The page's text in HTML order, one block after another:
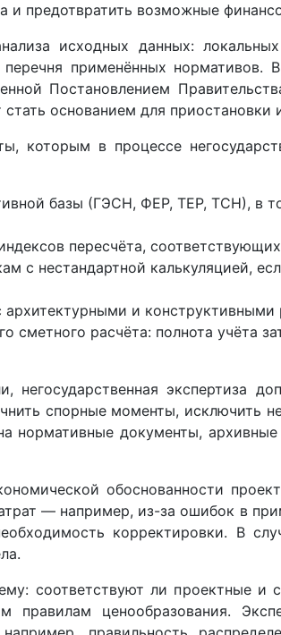
и предотвратить возможные
исходных данных:
применённых нормативов.
Постановлением
основанием для приостановки
которым в процессе
базы (ГЭСН, ФЕР, ТЕР, ТСН), в
пересчёта,
с нестандартной калькуляцией,
архитектурными и
сметного расчёта: полнота учёта
негосударственная экспертиза
спорные моменты, исключить
нормативные документы,
обоснованности
— например, из-за ошибок в
корректировки. В
соответствуют ли проектные и
правилам ценообразования.